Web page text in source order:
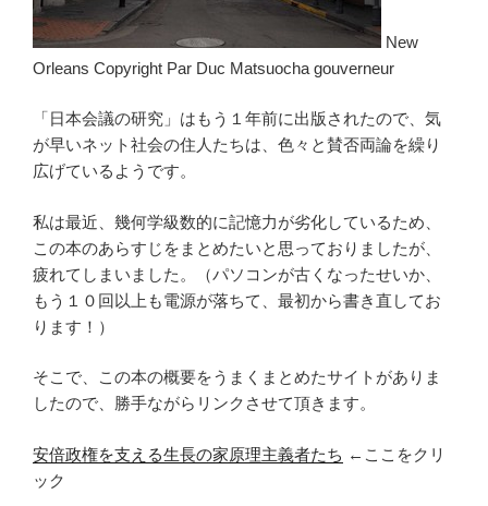
New
Orleans Copyright Par Duc Matsuocha gouverneur
「日本会議の研究」はもう１年前に出版されたので、気
が早いネット社会の住人たちは、色々と賛否両論を繰り
広げているようです。
私は最近、幾何学級数的に記憶力が劣化しているため、
この本のあらすじをまとめたいと思っておりましたが、
疲れてしまいました。（パソコンが古くなったせいか、
もう１０回以上も電源が落ちて、最初から書き直してお
ります！）
そこで、この本の概要をうまくまとめたサイトがありま
したので、勝手ながらリンクさせて頂きます。
安倍政権を支える生長の家原理主義者たち ←ここをクリ
ック